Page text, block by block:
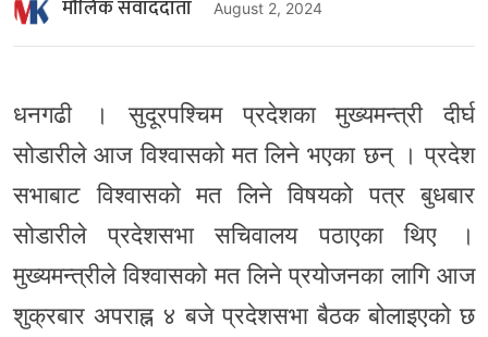
माैलिक संवाददाता August 2, 2024
धनगढी । सुदूरपश्चिम प्रदेशका मुख्यमन्त्री दीर्घ
सोडारीले आज विश्वासको मत लिने भएका छन् । प्रदेश
सभाबाट विश्वासको मत लिने विषयको पत्र बुधबार
सोडारीले प्रदेशसभा सचिवालय पठाएका थिए ।
मुख्यमन्त्रीले विश्वासको मत लिने प्रयोजनका लागि आज
शुक्रबार अपराह्न ४ बजे प्रदेशसभा बैठक बोलाइएको छ